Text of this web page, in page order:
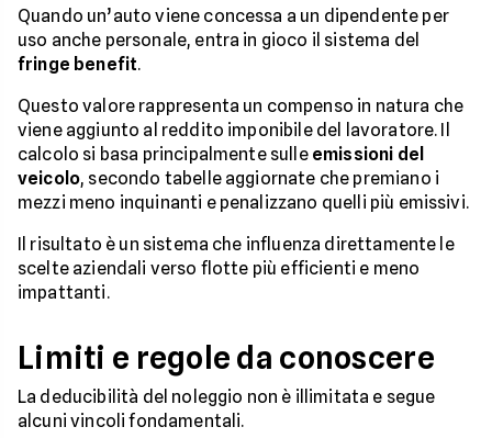
Quando un’auto viene concessa a un dipendente per
uso anche personale, entra in gioco il sistema del
fringe benefit.
Questo valore rappresenta un compenso in natura che
viene aggiunto al reddito imponibile del lavoratore. Il
calcolo si basa principalmente sulle emissioni del
veicolo, secondo tabelle aggiornate che premiano i
mezzi meno inquinanti e penalizzano quelli più emissivi.
Il risultato è un sistema che influenza direttamente le
scelte aziendali verso flotte più efficienti e meno
impattanti.
Limiti e regole da conoscere
La deducibilità del noleggio non è illimitata e segue
alcuni vincoli fondamentali.